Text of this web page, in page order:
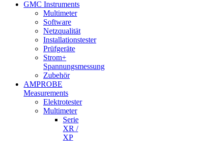
GMC Instruments
Multimeter
Software
Netzqualität
Installationstester
Prüfgeräte
Strom+
Spannungsmessung
Zubehör
AMPROBE
Measurements
Elektrotester
Multimeter
Serie
XR /
XP